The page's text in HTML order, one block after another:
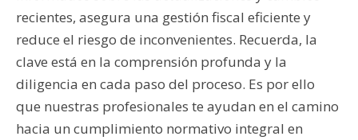
recientes, asegura una gestión fiscal eficiente y
reduce el riesgo de inconvenientes. Recuerda, la
clave está en la comprensión profunda y la
diligencia en cada paso del proceso. Es por ello
que nuestras profesionales te ayudan en el camino
hacia un cumplimiento normativo integral en